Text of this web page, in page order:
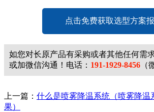
点击免费获取选型方案
如您对长原产品有采购或者其他任何需
或加微信沟通！电话： 191-1929-8456 （
上一篇： 什么是喷雾降温系统（喷雾降温
果）